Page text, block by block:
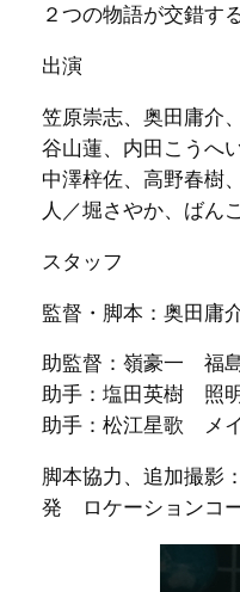
２つの物語が交錯す
出演
笠原崇志、奥田庸介
谷山蓮、内田こうへ
中澤梓佐、高野春樹
人／堀さやか、ばん
スタッフ
監督・脚本：奥田庸
助監督：嶺豪一 福
助手：塩田英樹 照
助手：松江星歌 メ
脚本協力、追加撮
発 ロケーションコ